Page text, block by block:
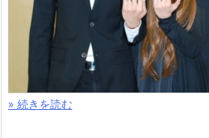
» 続きを読む